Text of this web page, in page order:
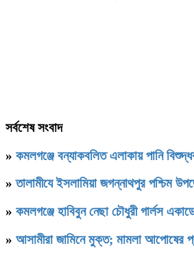
সর্বশেষ সংবাদ
» কমলগঞ্জে বন্যাকবলিত এলাকায় পানি
»‎তালামীযে ইসলামিয়া জগন্নাথপুর পশ্চিম
» কমলগঞ্জে হাবিবুন নেছা চৌধুরী গার্লস
» আসামীরা জামিনে মুক্ত; মামলা আপোষের